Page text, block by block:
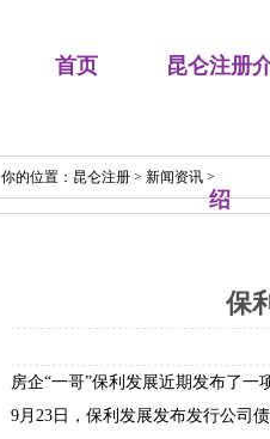
首页 昆仑注册
绍
你的位置： 昆仑注册 > 新闻资讯 >
保
房企“一哥”保利发展近期发布了一
9月23日，保利发展发布发行公司